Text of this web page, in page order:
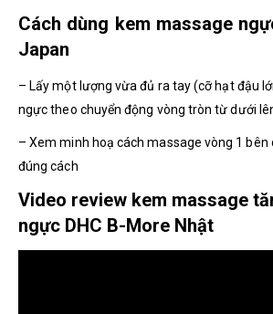
Cách dùng kem massage
Japan
– Lấy một lượng vừa đủ ra tay (cỡ hạt đậu
ngực theo chuyển động vòng tròn từ dưới
– Xem minh hoạ cách massage vòng 1 bên
đúng cách
Video review kem massage
ngực DHC B-More Nhật